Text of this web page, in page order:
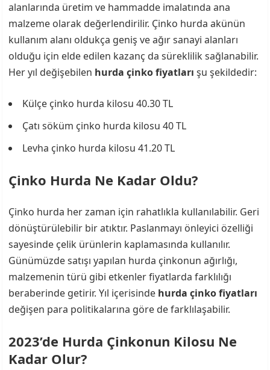
alanlarında üretim ve hammadde imalatında ana
malzeme olarak değerlendirilir. Çinko hurda akünün
kullanım alanı oldukça geniş ve ağır sanayi alanları
olduğu için elde edilen kazanç da süreklilik sağlanabilir.
Her yıl değişebilen hurda çinko fiyatları şu şekildedir:
Külçe çinko hurda kilosu 40.30 TL
Çatı söküm çinko hurda kilosu 40 TL
Levha çinko hurda kilosu 41.20 TL
Çinko Hurda Ne Kadar Oldu?
Çinko hurda her zaman için rahatlıkla kullanılabilir. Geri
dönüştürülebilir bir atıktır. Paslanmayı önleyici özelliği
sayesinde çelik ürünlerin kaplamasında kullanılır.
Günümüzde satışı yapılan hurda çinkonun ağırlığı,
malzemenin türü gibi etkenler fiyatlarda farklılığı
beraberinde getirir. Yıl içerisinde hurda çinko fiyatları
değişen para politikalarına göre de farklılaşabilir.
2023’de Hurda Çinkonun Kilosu Ne
Kadar Olur?